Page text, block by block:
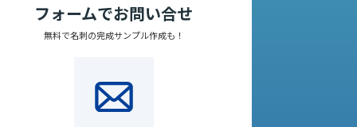
フォームでお問い合せ
無料で名刺の完成サンプル作成も！